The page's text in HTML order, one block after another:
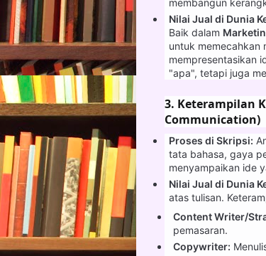
membangun
Nilai Jual di Dunia
Baik dalam
untuk memecahkan
mempresentasikan
"apa", tetapi juga
3. Keterampilan
Communication)
Proses di Skripsi:
tata bahasa, gaya
menyampaikan ide
Nilai Jual di Dunia
atas tulisan.
Content Writer/
pemasaran.
Copywriter: